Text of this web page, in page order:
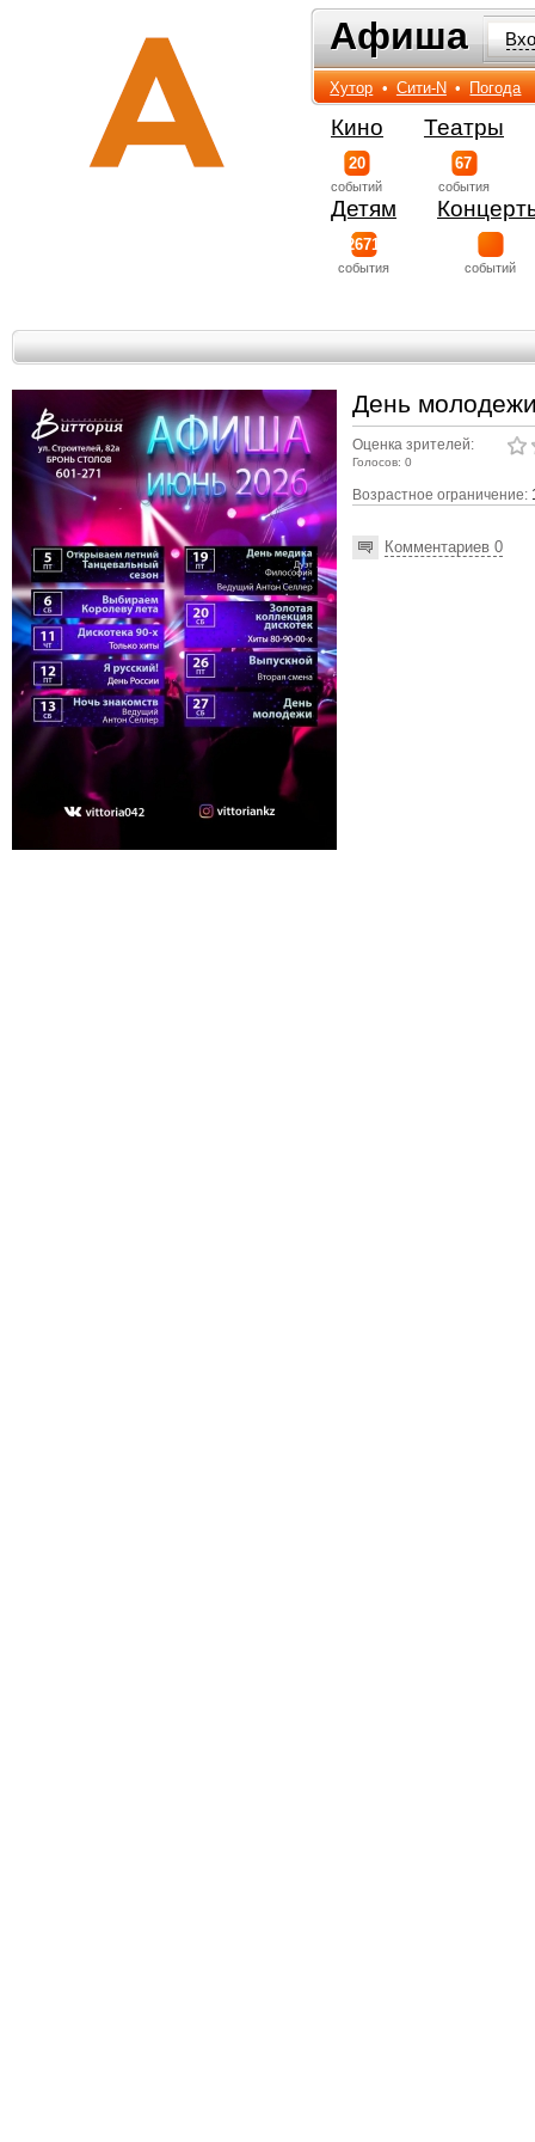
Афиша
Афиша
Хутор • Сити-N • Погода
Кино
20
событий
Театры
67
события
Детям
2671
события событий
День
Оценка зрителей:
Голосов: 0
Возрастное ограничение:
Комментариев 0